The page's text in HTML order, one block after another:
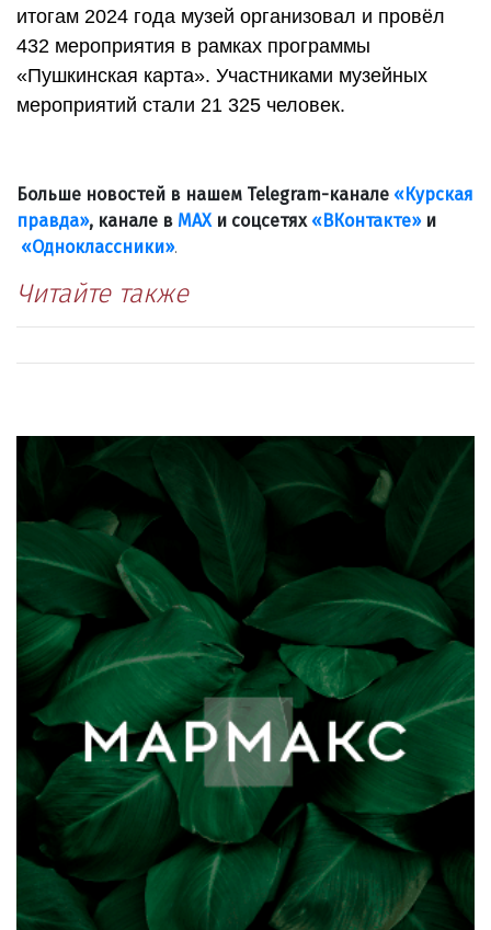
итогам 2024 года музей организовал и провёл
432 мероприятия в рамках программы
«Пушкинская карта». Участниками музейных
мероприятий стали 21 325 человек.
Больше новостей в нашем Telegram-канале «Курская
правда», канале в МАХи соцсетях «ВКонтакте»и
«Одноклассники».
Читайте также